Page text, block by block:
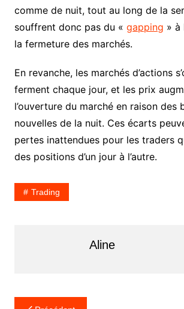
comme de nuit, tout au long de la
souffrent donc pas du « gapping » à
la fermeture des marchés.
En revanche, les marchés d’actions
ferment chaque jour, et les prix
l’ouverture du marché en raison des
nouvelles de la nuit. Ces écarts
pertes inattendues pour les traders
des positions d’un jour à l’autre.
Trading
Aline